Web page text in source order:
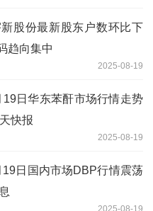
股份最新股东户数环比下
趋向集中
2025-08-19
日华东苯酐市场行情走势
快报
2025-08-19
日国内市场DBP行情震荡
2025-08-19